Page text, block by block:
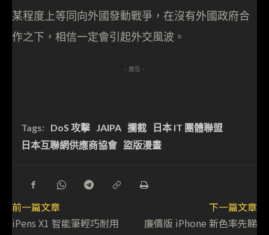
某程度上等同向外國發動戰爭，在沒有外國政府合
作之下，相信一定會引起外交風波。
- 廣告 -
Tags: DoS 攻擊 JAIPA 攔截
日本 IT 團體聯盟
日本互聯網供應商協會 盜版漫畫
前一篇文章
iPens X1 智能筆輕巧耐用
下一篇文章
廉價版 iPhone 新色率先睇